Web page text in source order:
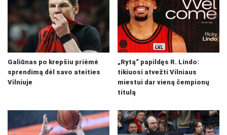
Galiūnas po krepšiu priėmė
sprendimą dėl savo ateities
Vilniuje
„Rytą“ papildęs R. Lindo:
tikiuosi atvežti Vilniaus
miestui dar vieną čempionų
titulą